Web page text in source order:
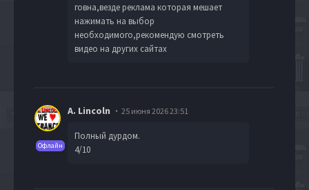
говна,везде реклама которая мешает
нажимать на выбор
необходимого,рекомендую смотреть
видео на других сайтах
Офлайн
A. Lincoln 25 июня 2026 23:51
Полный дурдом.
4/10